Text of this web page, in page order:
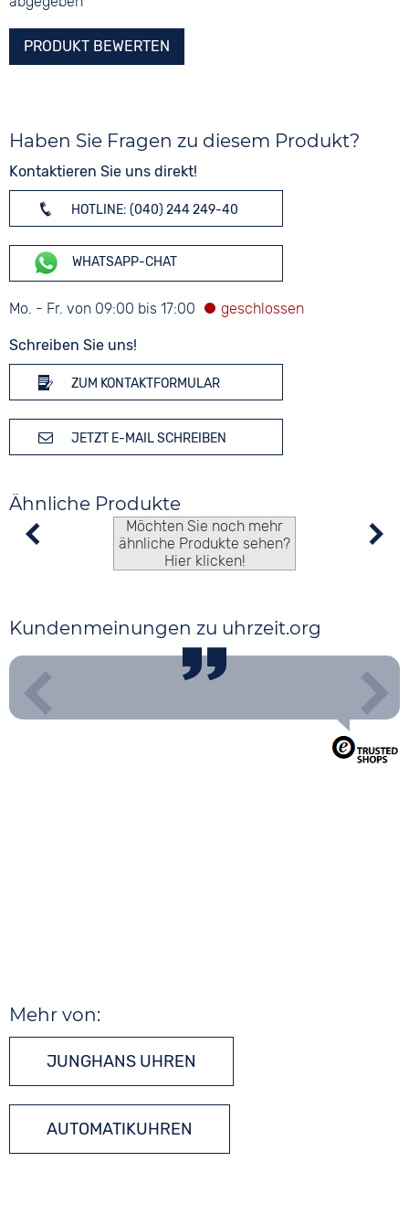
PRODUKT BEWERTEN
Haben Sie Fragen zu diesem Produkt?
Kontaktieren Sie uns direkt!
HOTLINE: (040) 244 249-40
WHATSAPP-CHAT
Mo. - Fr. von 09:00 bis 17:00
Schreiben Sie uns!
ZUM KONTAKTFORMULAR
JETZT E-MAIL SCHREIBEN
Ähnliche Produkte
Möchten Sie noch mehr
ähnliche Produkte sehen?
Hier klicken!
Kundenmeinungen zu uhrzeit.org
Mehr von:
JUNGHANS UHREN
AUTOMATIKUHREN